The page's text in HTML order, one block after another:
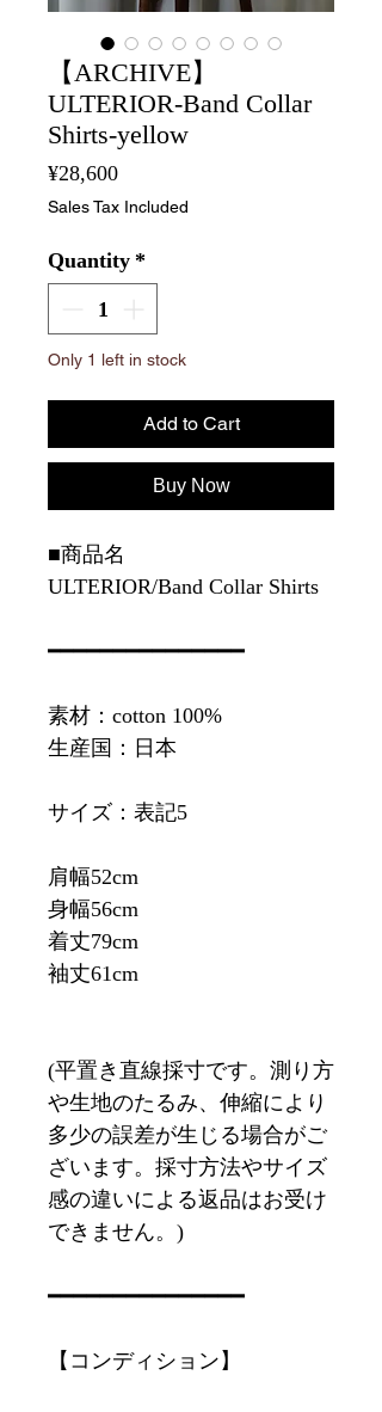
【ARCHIVE】
ULTERIOR-Band Collar
Shirts-yellow
¥28,600Price
Sales Tax Included
Quantity *
Only 1 left in stock
Add to Cart
Buy Now
■商品名
ULTERIOR/Band Collar Shirts
━━━━━━━━━━━━━━━
素材：cotton 100%
生産国：日本
サイズ：表記5
肩幅52cm
身幅56cm
着丈79cm
袖丈61cm
(平置き直線採寸です。測り方
や生地のたるみ、伸縮により
多少の誤差が生じる場合がご
ざいます。採寸方法やサイズ
感の違いによる返品はお受け
できません。)
━━━━━━━━━━━━━━━
【コンディション】